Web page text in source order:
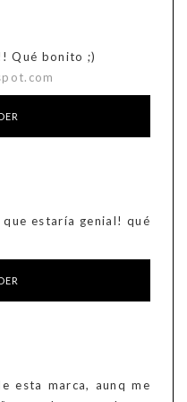
Qué bonito ;)
estaría genial! qué
esta marca, aunq me